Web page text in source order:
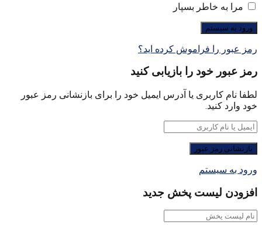
مرا به خاطر بسپار
رمز عبور را فراموش کرده اید؟
رمز عبور خود را بازیابی کنید
لطفا نام کاربری یا آدرس ایمیل خود را برای بازنشانی رمز عبور
خود وارد کنید.
ورود به سیستم
افزودن لیست پخش جدید